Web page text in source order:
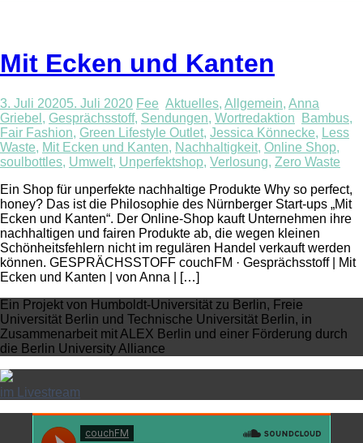
Mit Ecken und Kanten
3. Juli 20205. Juli 2020 Fee Aktuelles, Allgemein, Anna
Griebel , Gesprächsstoff, Sendungen, Wortredaktion Bambus,
Fair Fashion, Green Lifestyle Outlet, Jessica Könnecke, Less
Waste, Mit Ecken und Kanten, Nachhaltigkeit, Online Shop,
soulbottles, Umwelt, Unperfektshop, Verlosung, Zero Waste
Ein Shop für unperfekte nachhaltige Produkte Why so perfect,
honey? Das ist die Philosophie des Nürnberger Start-ups „Mit
Ecken und Kanten“. Der Online-Shop kauft Unternehmen ihre
nachhaltigen und fairen Produkte ab, die wegen kleinen
Schönheitsfehlern nicht im regulären Handel verkauft werden
können. GESPRÄCHSSTOFF couchFM · Gesprächsstoff | Mit
Ecken und Kanten | von Anna | […]
Ein Projekt von Humboldt-Universität zu Berlin, Freie
Universität Berlin und Technische Universität Berlin, in
Zusammenarbeit mit ALEX Berlin und einer Förderung durch
die Berlin University Alliance
im Livestream